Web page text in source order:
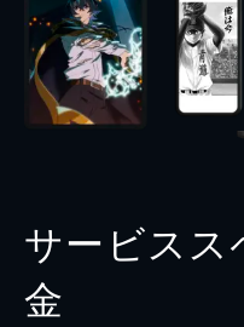
サービスス
金